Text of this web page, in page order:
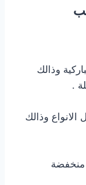
وذالك
.
وذالك
منخفضة